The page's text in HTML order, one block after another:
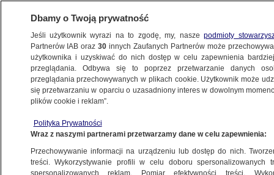
POLSKA
bez zarzutów. Prokuratura: to było
wykroczenie w ruchu drogowym
28.10.2020, 11:31Aktualizacja:28.10.2020, 15:03
Dbamy o Twoją prywatność
Jeśli użytkownik wyrazi na to zgodę, my, naszepodmioty
Partnerów IAB oraz30 innych Zaufanych Partnerów może
użytkownika i uzyskiwać do nich dostęp w celu zapewnienia
przeglądania. Odbywa się to poprzez przetwarzanie danych
przeglądania przechowywanych w plikach cookie. Użytkownik może
się przetwarzaniu w oparciu o uzasadniony interes w dowolnym
plików cookie i reklam”.
Polityka Prywatności
Wraz z naszymi partnerami przetwarzamy dane w celu zapewnienia:
Przechowywanie informacji na urządzeniu lub dostęp do nich.
treści. Wykorzystywanie profili w celu doboru spersonalizowanych
spersonalizowanych reklam. Pomiar efektywności treści.